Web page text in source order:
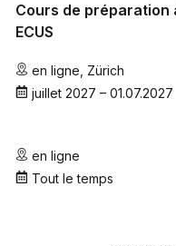
Cours de préparation
ECUS
en ligne Zürich
juillet 2027 – 01.07.2027
en ligne
Tout le temps